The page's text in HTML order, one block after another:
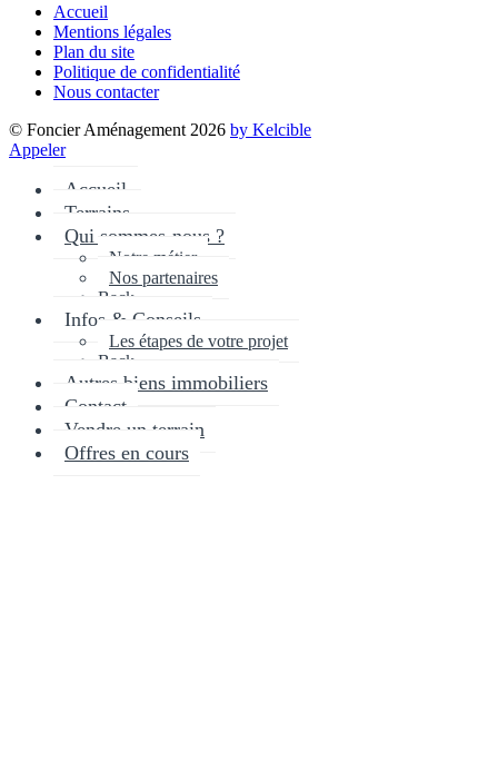
Accueil
Mentions légales
Plan du site
Politique de confidentialité
Nous contacter
© Foncier Aménagement 2026 by Kelcible
Appeler
Accueil
Terrains
Qui sommes-nous ?
Notre métier
Nos partenaires
Back
Infos & Conseils
Les étapes de votre projet
Back
Autres biens immobiliers
Contact
Vendre un terrain
Offres en cours